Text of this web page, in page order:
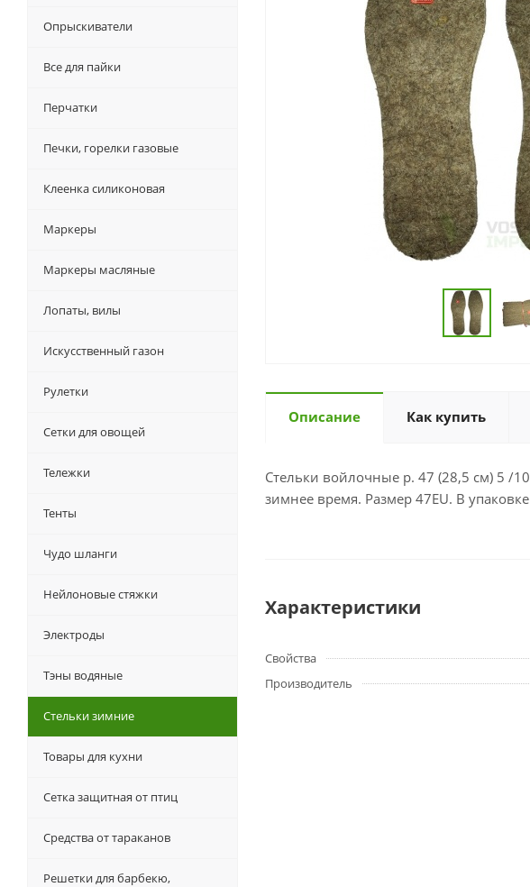
Описание Как купить
Стельки войлочные р. 47 (28,5 см) 5 /
зимнее время. Размер 47EU. В
Характеристики
Свойства
Производитель
Опрыскиватели
Все для пайки
Перчатки
Печки, горелки газовые
Клеенка силиконовая
Маркеры
Маркеры масляные
Лопаты, вилы
Искусственный газон
Рулетки
Сетки для овощей
Тележки
Тенты
Чудо шланги
Нейлоновые стяжки
Электроды
Тэны водяные
Стельки зимние
Товары для кухни
Сетка защитная от птиц
Средства от тараканов
Решетки для барбекю,